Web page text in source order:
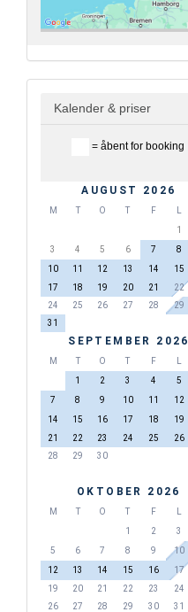
Kalender & priser
= åbent for booking
AUGUST 2026
M T O T F
1
3
4 5 6 7 8
10
11 12 13 14 15
17
18 19 20 21 22
24
25 26 27 28 29
31
SEPTEMBER 2026
M T O T F
1
2 3 4 5
7
8 9 10 11 12
14
15 16 17 18 19
21
22 23 24 25 26
28
29 30
OKTOBER 2026
M T O T F
1
2 3
5
6 7 8 9 10
12
13 14 15 16 17
19
20 21 22 23 24
26
27 28 29 30 31